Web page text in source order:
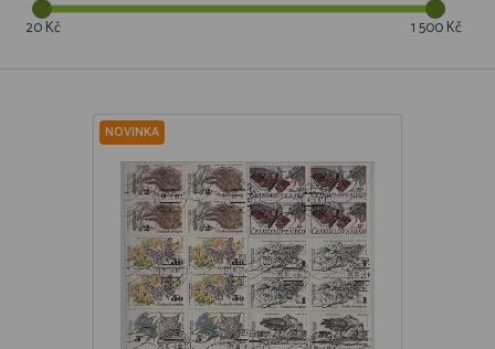
20 Kč 1 500 Kč
NOVINKA